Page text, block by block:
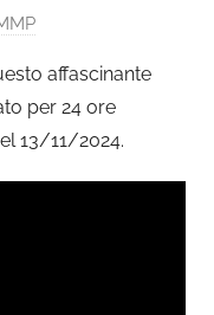
affascinante
per 24 ore
13/11/2024.